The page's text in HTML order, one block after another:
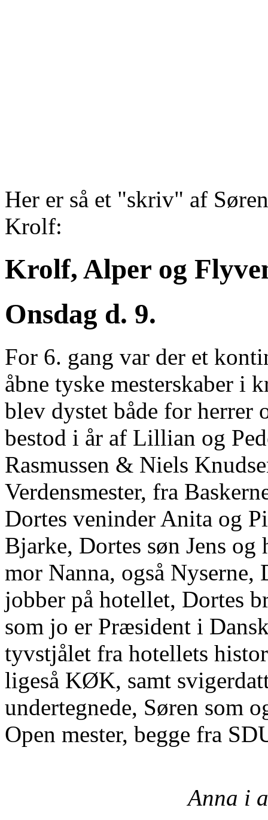
Her er så et "skriv" af
Krolf:
Krolf, Alper og
Onsdag d. 9.
For 6. gang var der et
åbne tyske mesterskaber i
blev dystet både for herrer
bestod i år af Lillian og
Rasmussen & Niels
Verdensmester, fra
Dortes veninder Anita og
Bjarke, Dortes søn Jens
mor Nanna, også Nyserne,
jobber på hotellet, Dortes
som jo er Præsident i
tyvstjålet fra hotellets
ligeså KØK, samt
undertegnede, Søren som
Open mester, begge fra
Anna i